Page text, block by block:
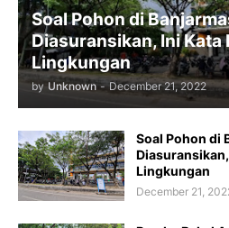
Soal Pohon di
Diasuransikan, Ini Kata
Lingkungan
by Unknown - December 21, 2022
Soal Pohon di
Lingkungan
December 21,